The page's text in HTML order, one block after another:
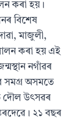
কৰা হয়।
বিশেষ
মাজুলী,
কৰা হয় এই
নগাঁৱৰ
সমগ্ৰ অসমতে
দৌল উৎসৱৰ
২১ বছৰ